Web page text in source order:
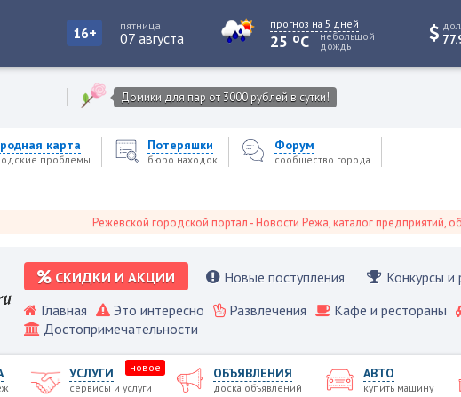
16+ пятница
07 августа
прогноз на 5 дней
25 oC небольшой
дождь
Домики для пар от 3000 рублей в сутки!
карта
проблемы
Потеряшки
бюро находок
Форум
сообщество города
Режевской городской портал - Новости Режа, каталог предприятий,
СКИДКИ И АКЦИИ Новые поступления Конкурсы и
Главная Это интересно Развлечения Кафе и рестораны
Достопримечательности
УСЛУГИ
сервисы и услуги
новое ОБЪЯВЛЕНИЯ
доска объявлений
АВТО
купить машину